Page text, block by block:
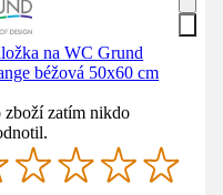
na WC Grund
béžová 50x60 cm
zboží zatím nikdo